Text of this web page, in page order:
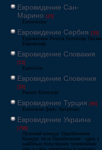
Евровидение Сан-
Марино [23]
Eurovisione
Евровидение Сербия [39]
Еуровисион Pesma Evrovizije Песма
Евровизије
Евровидение Словакия
[13]
Eurovízia
Евровидение Словения
[26]
Pesem Evrovizije
Евровидение Турция [66]
Eurovision Şarkı Yarışması
Евровидение Украина
[796]
Пісенний конкурс Євробачення
Конкурс пісні Євробачення - одне з
найбільш популярних телевізійних
шоу в світі, проводиться щорічно,